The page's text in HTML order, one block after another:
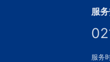
服
服务